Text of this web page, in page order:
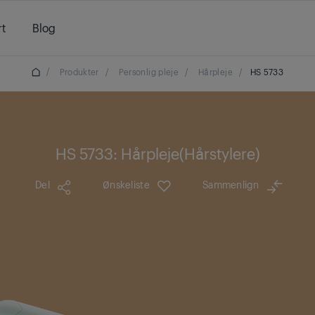
Blog
/ Produkter / Personlig pleje / Hårpleje / HS 5733
HS 5733: Hårpleje(Hårstylere)
Del Ønskeliste Sammenlign